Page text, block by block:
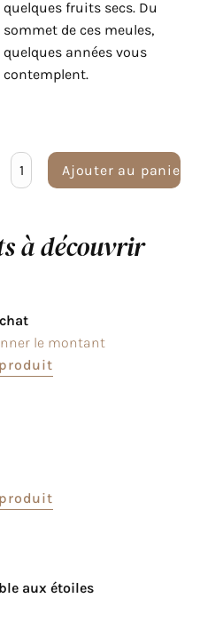
quelques fruits secs. Du
sommet de ces meules,
quelques années vous
contemplent.
Ajouter au panier
à découvrir
le montant
aux étoiles